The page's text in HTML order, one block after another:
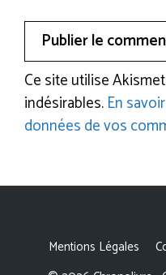
Ce site utilise
indésirables.En
données de vos
Mentions Légales